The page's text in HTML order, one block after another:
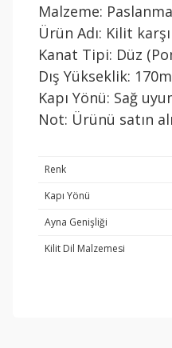
Malzeme:
Ürün Adı: Kilit
Kanat Tipi: Düz
Dış Yükseklik:
Kapı Yönü: Sağ
Not: Ürünü satın
Renk
Kapı Yönü
Ayna Genişliği
Kilit Dil Malzemesi